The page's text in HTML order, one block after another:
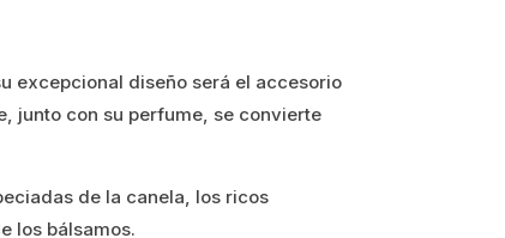
excepcional diseño será el accesorio
junto con su perfume, se convierte
de la canela, los ricos
los bálsamos.